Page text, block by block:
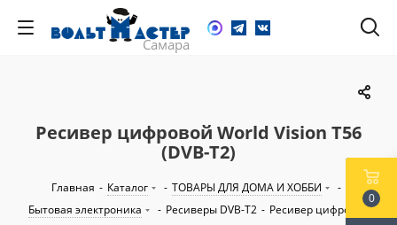
Ресивер цифровой World Vision T56
(DVB-T2)
Главная - Каталог - ТОВАРЫ ДЛЯ ДОМА И ХОББИ
-
Бытовая электроника
- Ресиверы DVB-T2 - Ресивер цифровой
0